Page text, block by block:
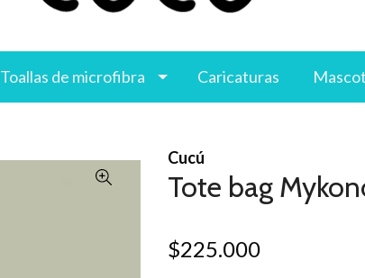
Toallas de microfibra Caricaturas
Cucú
Tote bag
$225.000